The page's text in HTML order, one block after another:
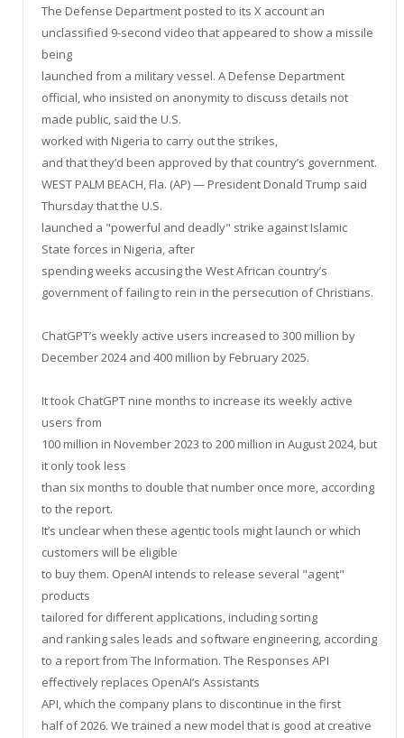
The Defense Department posted to its X account an
unclassified 9-second video that appeared to show a missile
being
launched from a military vessel. A Defense Department
official, who insisted on anonymity to discuss details not
made public, said the U.S.
worked with Nigeria to carry out the strikes,
and that they’d been approved by that country’s government.
WEST PALM BEACH, Fla. (AP) — President Donald Trump said
Thursday that the U.S.
launched a "powerful and deadly" strike against Islamic
State forces in Nigeria, after
spending weeks accusing the West African country’s
government of failing to rein in the persecution of Christians.
ChatGPT’s weekly active users increased to 300 million by
December 2024 and 400 million by February 2025.
It took ChatGPT nine months to increase its weekly active
users from
100 million in November 2023 to 200 million in August 2024, but
it only took less
than six months to double that number once more, according
to the report.
It’s unclear when these agentic tools might launch or which
customers will be eligible
to buy them. OpenAI intends to release several "agent"
products
tailored for different applications, including sorting
and ranking sales leads and software engineering, according
to a report from The Information. The Responses API
effectively replaces OpenAI’s Assistants
API, which the company plans to discontinue in the first
half of 2026. We trained a new model that is good at creative